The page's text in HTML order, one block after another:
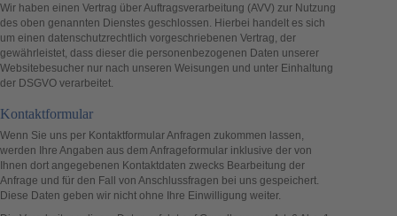
Wir haben einen Vertrag über Auftragsverarbeitung (AVV) zur Nutzung
des oben genannten Dienstes geschlossen. Hierbei handelt es sich
um einen datenschutzrechtlich vorgeschriebenen Vertrag, der
gewährleistet, dass dieser die personenbezogenen Daten unserer
Websitebesucher nur nach unseren Weisungen und unter Einhaltung
der DSGVO verarbeitet.
Kontaktformular
Wenn Sie uns per Kontaktformular Anfragen zukommen lassen,
werden Ihre Angaben aus dem Anfrageformular inklusive der von
Ihnen dort angegebenen Kontaktdaten zwecks Bearbeitung der
Anfrage und für den Fall von Anschlussfragen bei uns gespeichert.
Diese Daten geben wir nicht ohne Ihre Einwilligung weiter.